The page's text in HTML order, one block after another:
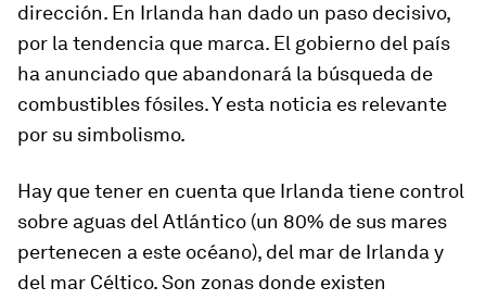
dirección. En Irlanda han dado un paso decisivo,
por la tendencia que marca. El gobierno del país
ha anunciado que abandonará la búsqueda de
combustibles fósiles. Y esta noticia es relevante
por su simbolismo.
Hay que tener en cuenta que Irlanda tiene control
sobre aguas del Atlántico (un 80% de sus mares
pertenecen a este océano), del mar de Irlanda y
del mar Céltico. Son zonas donde existen